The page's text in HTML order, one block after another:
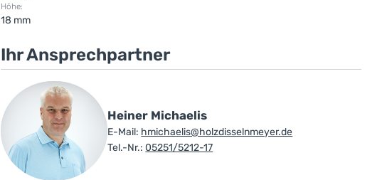
Höhe:
18 mm
Ihr Ansprechpartner
Heiner Michaelis
E-Mail: hmichaelis@holzdisselnmeyer.de
Tel.-Nr.: 05251/5212-17